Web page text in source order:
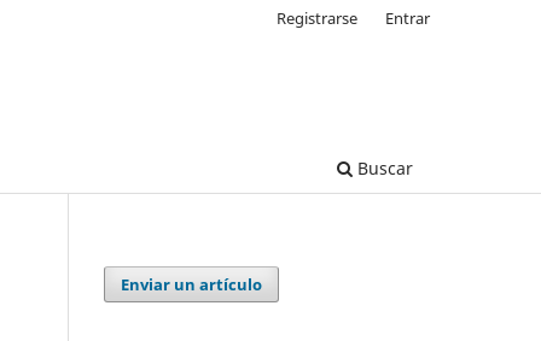
Buscar
Registrarse Entrar
Enviar un artículo